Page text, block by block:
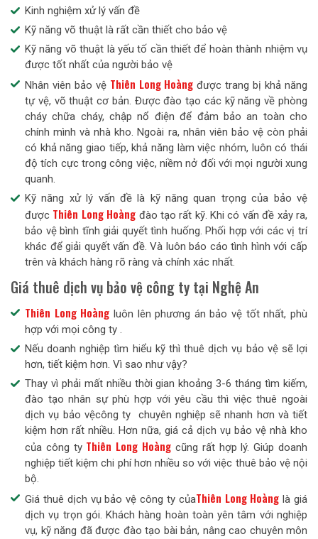
Kinh nghiệm xử lý vấn đề
Kỹ năng võ thuật là rất cần thiết cho bảo vệ
Kỹ năng võ thuật là yếu tố cần thiết để hoàn thành nhiệm vụ
được tốt nhất của người bảo vệ
Nhân viên bảo vệ Thiên Long Hoàng được trang bị khả năng
tự vệ, võ thuật cơ bản. Được đào tạo các kỹ năng về phòng
cháy chữa cháy, chập nổ điện để đảm bảo an toàn cho
chính mình và nhà kho. Ngoài ra, nhân viên bảo vệ còn phải
có khả năng giao tiếp, khả năng làm việc nhóm, luôn có thái
độ tích cực trong công việc, niềm nở đối với mọi người xung
quanh.
Kỹ năng xử lý vấn đề là kỹ năng quan trọng của bảo vệ
được Thiên Long Hoàng đào tạo rất kỹ. Khi có vấn đề xảy ra,
bảo vệ bình tĩnh giải quyết tình huống. Phối hợp với các vị trí
khác để giải quyết vấn đề. Và luôn báo cáo tình hình với cấp
trên và khách hàng rõ ràng và chính xác nhất.
Giá thuê dịch vụ bảo vệ công ty tại Nghệ An
Thiên Long Hoàng luôn lên phương án bảo vệ tốt nhất, phù
hợp với mọi công ty .
Nếu doanh nghiệp tìm hiểu kỹ thì thuê dịch vụ bảo vệ sẽ lợi
hơn, tiết kiệm hơn. Vì sao như vậy?
Thay vì phải mất nhiều thời gian khoảng 3-6 tháng tìm kiếm,
đào tạo nhân sự phù hợp với yêu cầu thì việc thuê ngoài
dịch vụ bảo vệcông ty chuyên nghiệp sẽ nhanh hơn và tiết
kiệm hơn rất nhiều. Hơn nữa, giá cả dịch vụ bảo vệ nhà kho
của công ty Thiên Long Hoàng cũng rất hợp lý. Giúp doanh
nghiệp tiết kiệm chi phí hơn nhiều so với việc thuê bảo vệ nội
bộ.
Giá thuê dịch vụ bảo vệ công ty củaThiên Long Hoàng là giá
dịch vụ trọn gói. Khách hàng hoàn toàn yên tâm với nghiệp
vụ, kỹ năng đã được đào tạo bài bản, nâng cao chuyên môn